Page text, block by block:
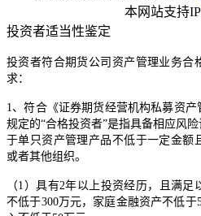
本网站支持
投资者适当性鉴定
投资者符合期货公司资产管理业务合
求：
1、符合《证券期货经营机构私募资
规定的“合格投资者”是指具备相应风
于单只资产管理产品不低于一定金额
或者其他组织。
（1）具有2年以上投资经历，且满
不低于300万元，家庭金融资产不低